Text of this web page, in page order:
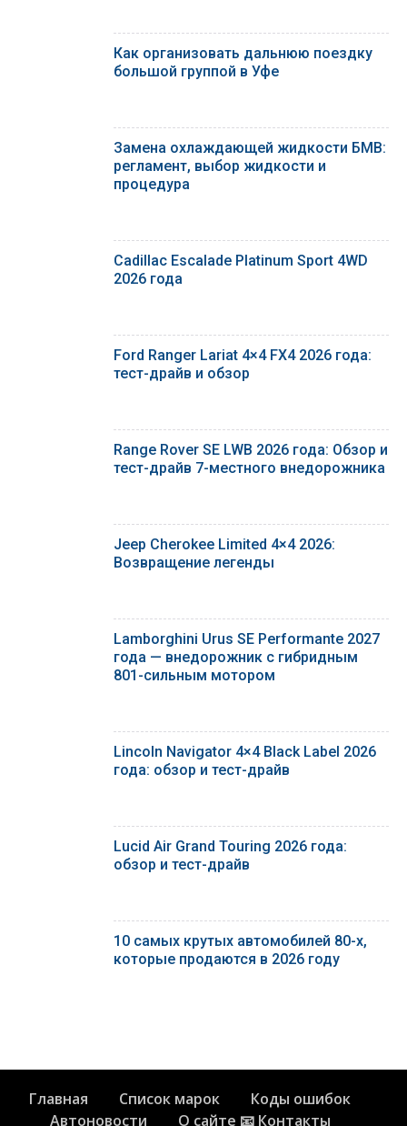
Как организовать дальнюю поездку
большой группой в Уфе
Замена охлаждающей жидкости БМВ:
регламент, выбор жидкости и
процедура
Cadillac Escalade Platinum Sport 4WD
2026 года
Ford Ranger Lariat 4×4 FX4 2026 года:
тест-драйв и обзор
Range Rover SE LWB 2026 года: Обзор и
тест-драйв 7-местного внедорожника
Jeep Cherokee Limited 4×4 2026:
Возвращение легенды
Lamborghini Urus SE Performante 2027
года — внедорожник с гибридным
801-сильным мотором
Lincoln Navigator 4×4 Black Label 2026
года: обзор и тест-драйв
Lucid Air Grand Touring 2026 года:
обзор и тест-драйв
10 самых крутых автомобилей 80-х,
которые продаются в 2026 году
Главная Список марок
Коды ошибок
Автоновости
О сайте 📧 Контакты